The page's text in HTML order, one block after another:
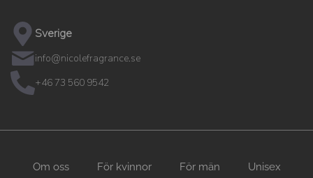
Sverige
info@nicolefragrance.se
+46 73 560 9542
Om oss För kvinnor För män Unisex